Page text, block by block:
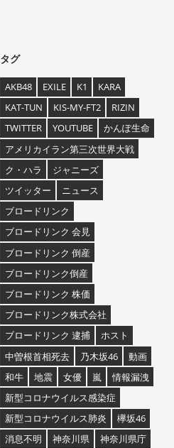
タグ
AKB48 EXILE K1
KARA
KAT-TUN
KIS-MY-FT2
RIZIN
TWITTER
YOUTUBE
かんぽ生命
アメリカイラン第三次世界大戦
ク・ハラ
ジャニーズ
ツイッター
ニュース
ブロードリンク
ブロードリンク 会見
ブロードリンク 倒産
ブロードリンク倒産
ブロードリンク 株価
ブロードリンク株式会社
ブロードリンク 逮捕
ホスト
中曽根首相死去
乃木坂46
動画
和牛
地震 女優 嵐
情報漏洩
新型コロナウイルス感染症
新型コロナウイルス肺炎
欅坂46
消息不明
神奈川県
神奈川県庁